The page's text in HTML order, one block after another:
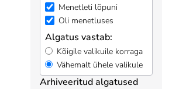
Menetleti lõpuni
Oli menetluses
Algatus vastab:
Kõigile valikuile korraga
Vähemalt ühele valikule
Arhiveeritud algatused